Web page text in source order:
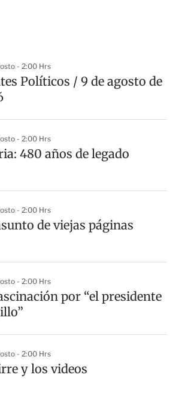
- 2:00 Hrs
Políticos / 9 de agosto de
- 2:00 Hrs
480 años de legado
- 2:00 Hrs
de viejas páginas
- 2:00 Hrs
por “el presidente
- 2:00 Hrs
y los videos